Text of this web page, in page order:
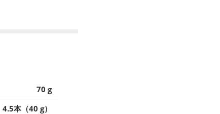
70 g
4.5本（40 g）